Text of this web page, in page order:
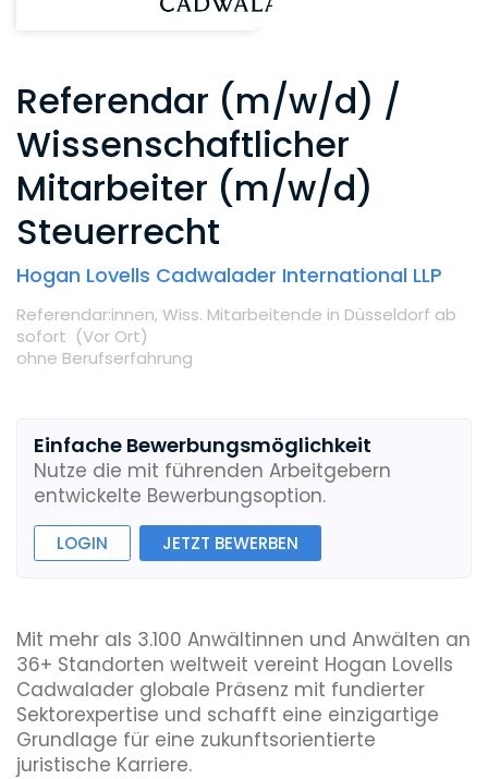
Referendar (m/w/d) /
Wissenschaftlicher
Mitarbeiter (m/w/d)
Steuerrecht
Hogan Lovells Cadwalader International LLP
Referendar:innen,Wiss. Mitarbeitende in Düsseldorf ab
sofort (Vor Ort)
ohne Berufserfahrung
Einfache Bewerbungsmöglichkeit
Nutze die mit führenden Arbeitgebern
entwickelte Bewerbungsoption.
LOGIN JETZT BEWERBEN
Mit mehr als 3.100 Anwältinnen und Anwälten an
36+ Standorten weltweit vereint Hogan Lovells
Cadwalader globale Präsenz mit fundierter
Sektorexpertise und schafft eine einzigartige
Grundlage für eine zukunftsorientierte
juristische Karriere.